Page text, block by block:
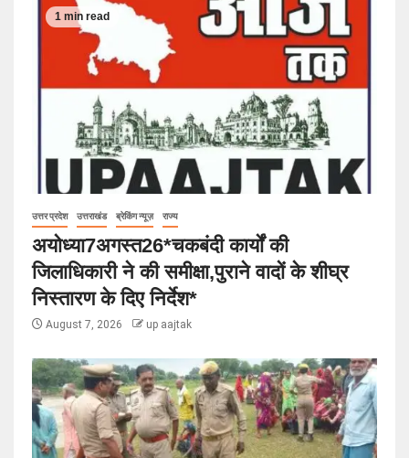
1 min read
उत्तर प्रदेश उत्तराखंड ब्रेकिंग न्यूज़ राज्य
अयोध्या7अगस्त26*चकबंदी कार्यों की
जिलाधिकारी ने की समीक्षा,पुराने वादों के शीघ्र
निस्तारण के दिए निर्देश*
August 7, 2026 up aajtak